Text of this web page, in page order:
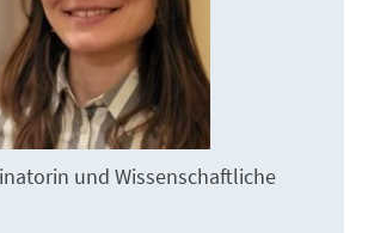
und Wissenschaftliche